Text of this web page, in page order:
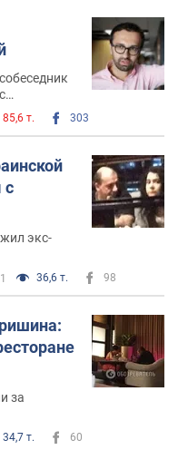
ты идешь
85,6 т. 303
с
экс-
36,6 т. 98
за
34,7 т. 60